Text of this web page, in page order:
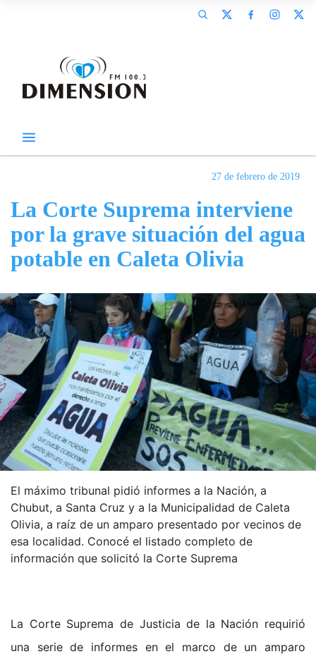
27 de febrero de 2019
La Corte Suprema interviene
por la grave situación del agua
potable en Caleta Olivia
El máximo tribunal pidió informes a la Nación, a
Chubut, a Santa Cruz y a la Municipalidad de Caleta
Olivia, a raíz de un amparo presentado por vecinos de
esa localidad. Conocé el listado completo de
información que solicitó la Corte Suprema
La Corte Suprema de Justicia de la Nación requirió
una serie de informes en el marco de un amparo